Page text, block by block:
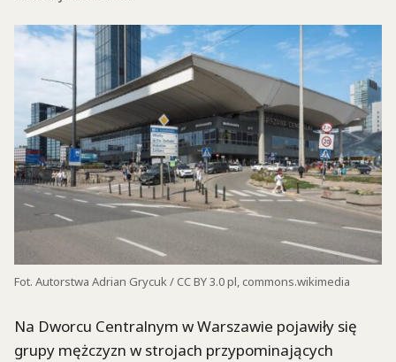
Fot. Autorstwa Adrian Grycuk / CC BY 3.0 pl, commons.wikimedia
Na Dworcu Centralnym w Warszawie pojawiły się
grupy mężczyzn w strojach przypominających